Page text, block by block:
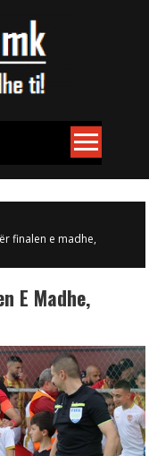
finalen e madhe,
E Madhe,